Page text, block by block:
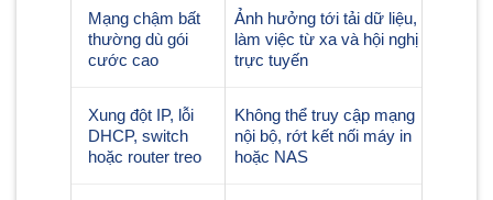
Mạng chậm bất
thường dù gói
cước cao
Ảnh hưởng tới tải dữ liệu,
làm việc từ xa và hội nghị
trực tuyến
Xung đột IP, lỗi
DHCP, switch
hoặc router treo
Không thể truy cập mạng
nội bộ, rớt kết nối máy in
hoặc NAS